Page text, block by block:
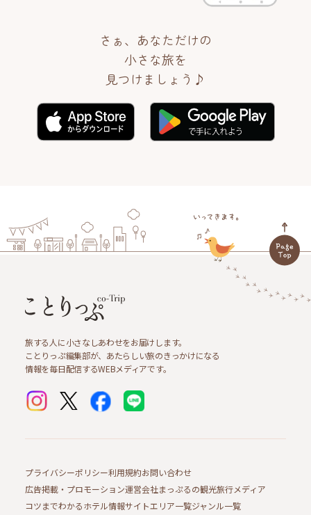
さぁ、あなただけの
小さな旅を
見つけましょう♪
旅する人に小さなしあわせをお届けします。
ことりっぷ編集部が、あたらしい旅のきっかけになる
情報を毎日配信するWEBメディアです。
プライバシーポリシー利用規約お問い合わせ
広告掲載・プロモーション運営会社まっぷるの観光旅行メディア
コツまでわかるホテル情報サイトエリア一覧ジャンル一覧